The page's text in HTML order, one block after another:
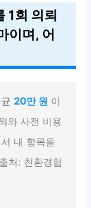
1회 의뢰
이며, 어
20만 원 이
와 사전 비용
내 항목을
처: 친환경협